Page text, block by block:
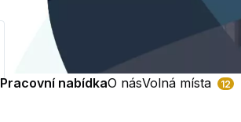
Pracovní nabídkaO násVolná místa 12